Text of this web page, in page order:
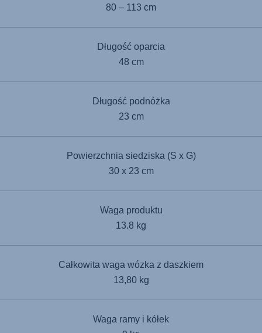
80 – 113 cm
Długość oparcia
48 cm
Długość podnóżka
23 cm
Powierzchnia siedziska (S x G)
30 x 23 cm
Waga produktu
13.8 kg
Całkowita waga wózka z daszkiem
13,80 kg
Waga ramy i kółek